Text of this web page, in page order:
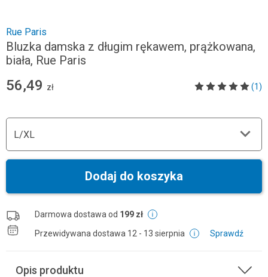
Rue Paris
Bluzka damska z długim rękawem, prążkowana,
biała, Rue Paris
56,49 zł (1)
L/XL
Dodaj do koszyka
Darmowa dostawa od 199 zł
Przewidywana dostawa 12 - 13 sierpnia Sprawdź
Opis produktu